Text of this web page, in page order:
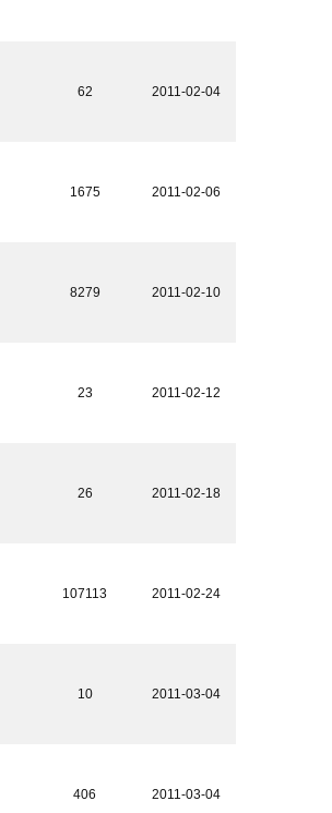
62 2011-02-04
1675 2011-02-06
8279 2011-02-10
23 2011-02-12
26 2011-02-18
107113 2011-02-24
10 2011-03-04
406 2011-03-04